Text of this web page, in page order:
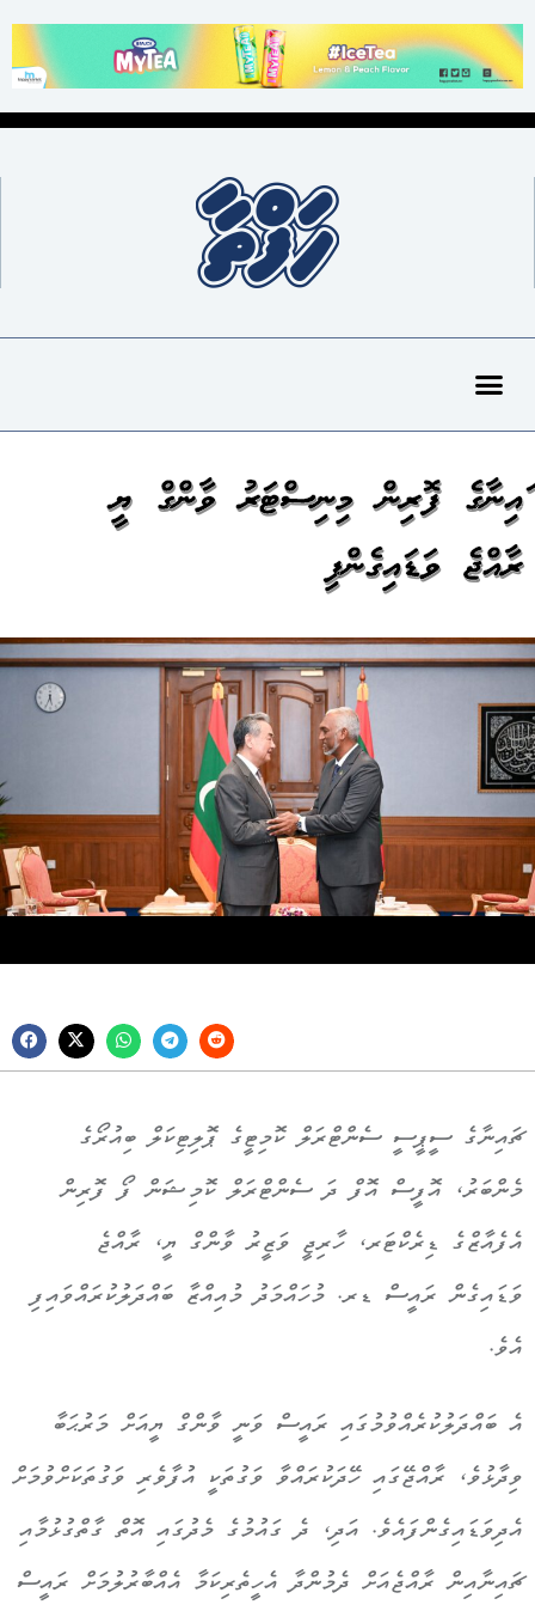
ޗައިނާގެ ފޮރިން މިނިސްޓަރު ވާންގް ޔީ
ރާއްޖެ ވަޑައިގެންފި
ޗައިނާގެ ސީޕީސީ ސެންޓްރަލް ކޮމިޓީގެ ޕޮލިޓިކަލް ބިއުރޯގެ
މެންބަރު، އޮފީސް އޮފް ދަ ސެންޓްރަލް ކޮމިޝަން ފޯ ފޮރިން
އެފެއާޒްގެ ޑިރެކްޓަރ، ހާރިޖީ ވަޒީރު ވާންގް ޔީ، ރާއްޖެ
ވަޑައިގެން ރައީސް ޑރ. މުހައްމަދު މުއިއްޒާ ބައްދަލުކުރައްވައިފި
އެވެ.
އެ ބައްދަލުކުރެއްވުމުގައި ރައީސް ވަނީ ވާންގް ޔީއަށް މަރުޙަބާ
ވިދާޅުވެ، ރާއްޖޭގައި ހޭދަކުރައްވާ ވަގުތަކީ އުފާވެރި ވަގުތަކަށްވުމަށް
އެދިވަޑައިގެންފައެވެ. އަދި، ދެ ގައުމުގެ މެދުގައި އޮތް ގާތްގުޅުމާއި
ޗައިނާއިން ރާއްޖެއަށް ދެމުންދާ އެހީތެރިކަމާ އެއްބާރުލުމަށް ރައީސް